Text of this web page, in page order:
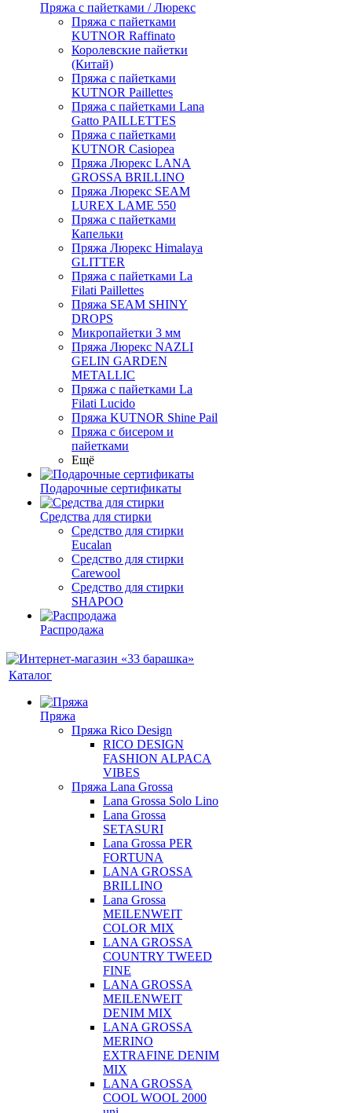
Пряжа с пайетками / Люрекс
Пряжа с пайетками
KUTNOR Raffinato
Королевские пайетки
(Китай)
Пряжа с пайетками
KUTNOR Paillettes
Пряжа с пайетками Lana
Gatto PAILLETTES
Пряжа с пайетками
KUTNOR Casiopea
Пряжа Люрекс LANA
GROSSA BRILLINO
Пряжа Люрекс SEAM
LUREX LAME 550
Пряжа с пайетками
Капельки
Пряжа Люрекс Himalaya
GLITTER
Пряжа с пайетками La
Filati Paillettes
Пряжа SEAM SHINY
DROPS
Микропайетки 3 мм
Пряжа Люрекс NAZLI
GELIN GARDEN
METALLIC
Пряжа с пайетками La
Filati Lucido
Пряжа KUTNOR Shine Pail
Пряжа с бисером и
пайетками
Ещё
Подарочные сертификаты
Средства для стирки
Средство для стирки
Eucalan
Средство для стирки
Carewool
Средство для стирки
SHAPOO
Распродажа
Каталог
Пряжа
Пряжа Rico Design
RICO DESIGN
FASHION ALPACA
VIBES
Пряжа Lana Grossa
Lana Grossa Solo Lino
Lana Grossa
SETASURI
Lana Grossa PER
FORTUNA
LANA GROSSA
BRILLINO
Lana Grossa
MEILENWEIT
COLOR MIX
LANA GROSSA
COUNTRY TWEED
FINE
LANA GROSSA
MEILENWEIT
DENIM MIX
LANA GROSSA
MERINO
EXTRAFINE DENIM
MIX
LANA GROSSA
COOL WOOL 2000